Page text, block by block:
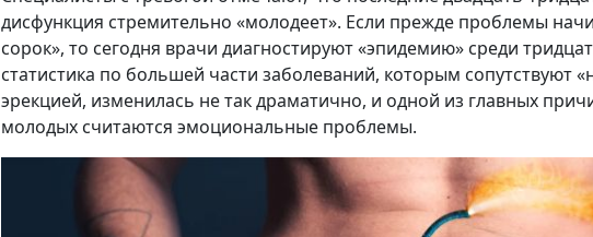
дисфункция стремительно «молодеет». Если прежде проблемы
сорок», то сегодня врачи диагностируют «эпидемию» среди
статистика по большей части заболеваний, которым сопутствуют
эрекцией, изменилась не так драматично, и одной из главных
молодых считаются эмоциональные проблемы.